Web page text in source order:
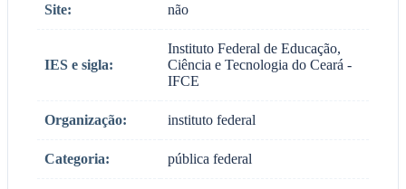
Site: não
IES e sigla:
Instituto Federal de Educação,
Ciência e Tecnologia do Ceará -
IFCE
Organização: instituto federal
Categoria: pública federal